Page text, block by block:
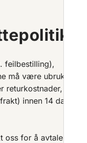
feilbestilling),
må være ubrukte
og
innen 14 dager
oss for å avtale